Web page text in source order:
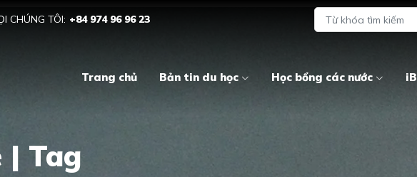
CHÚNG TÔI: +84 974 96 96 23
Trang chủ Bản tin du học Học bổng các nước
| Tag